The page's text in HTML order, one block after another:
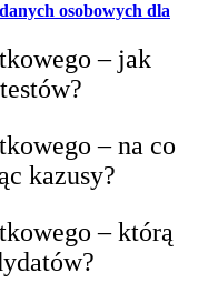
osobowych dla
– jak
– na co
kazusy?
– którą